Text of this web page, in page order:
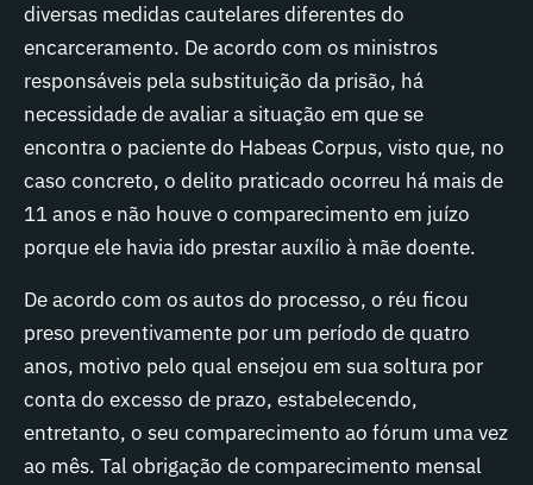
diversas medidas cautelares diferentes do
encarceramento. De acordo com os ministros
responsáveis pela substituição da prisão, há
necessidade de avaliar a situação em que se
encontra o paciente do Habeas Corpus, visto que, no
caso concreto, o delito praticado ocorreu há mais de
11 anos e não houve o comparecimento em juízo
porque ele havia ido prestar auxílio à mãe doente.
De acordo com os autos do processo, o réu ficou
preso preventivamente por um período de quatro
anos, motivo pelo qual ensejou em sua soltura por
conta do excesso de prazo, estabelecendo,
entretanto, o seu comparecimento ao fórum uma vez
ao mês. Tal obrigação de comparecimento mensal